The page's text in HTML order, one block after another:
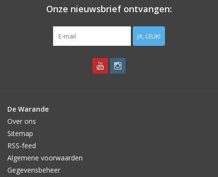
Onze nieuwsbrief ontvangen:
JA, LEUK!
De Warande
Over ons
Sitemap
RSS-feed
Algemene voorwaarden
Gegevensbeheer